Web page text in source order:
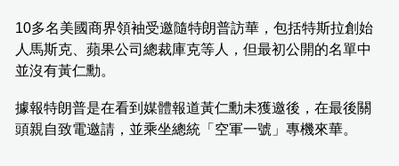
10多名美國商界領袖受邀隨特朗普訪華，包括特斯拉創始
人馬斯克、蘋果公司總裁庫克等人，但最初公開的名單中
並沒有黃仁勳。
據報特朗普是在看到媒體報道黃仁勳未獲邀後，在最後關
頭親自致電邀請，並乘坐總統「空軍一號」專機來華。